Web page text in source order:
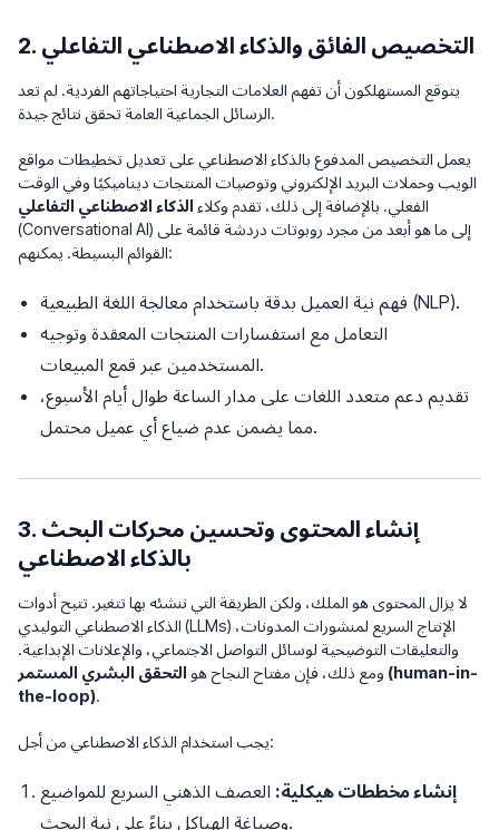
2. التخصيص الفائق والذكاء الاصطناعي التفاعلي
يتوقع المستهلكون أن تفهم العلامات التجارية احتياجاتهم الفردية. لم تعد
الرسائل الجماعية العامة تحقق نتائج جيدة.
يعمل التخصيص المدفوع بالذكاء الاصطناعي على تعديل تخطيطات مواقع
الويب وحملات البريد الإلكتروني وتوصيات المنتجات ديناميكيًا وفي الوقت
الفعلي. بالإضافة إلى ذلك، تقدم وكلاء الذكاء الاصطناعي التفاعلي
(Conversational AI) إلى ما هو أبعد من مجرد روبوتات دردشة قائمة على
القوائم البسيطة. يمكنهم:
فهم نية العميل بدقة باستخدام معالجة اللغة الطبيعية (NLP).
التعامل مع استفسارات المنتجات المعقدة وتوجيه
المستخدمين عبر قمع المبيعات.
تقديم دعم متعدد اللغات على مدار الساعة طوال أيام الأسبوع،
مما يضمن عدم ضياع أي عميل محتمل.
3. إنشاء المحتوى وتحسين محركات البحث
بالذكاء الاصطناعي
لا يزال المحتوى هو الملك، ولكن الطريقة التي ننشئه بها تتغير. تتيح أدوات
الذكاء الاصطناعي التوليدي (LLMs) الإنتاج السريع لمنشورات المدونات،
والتعليقات التوضيحية لوسائل التواصل الاجتماعي، والإعلانات الإبداعية.
ومع ذلك، فإن مفتاح النجاح هو التحقق البشري المستمر (human-in-
the-loop).
يجب استخدام الذكاء الاصطناعي من أجل:
إنشاء مخططات هيكلية: العصف الذهني السريع للمواضيع
وصياغة الهياكل بناءً على نية البحث.